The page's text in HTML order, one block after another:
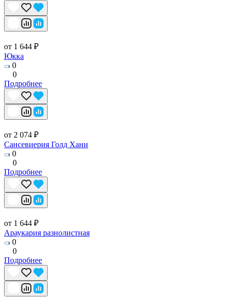
от 1 644 ₽
Юкка
0
0
Подробнее
от 2 074 ₽
Сансевиерия Голд Хани
0
0
Подробнее
от 1 644 ₽
Араукария разнолистная
0
0
Подробнее